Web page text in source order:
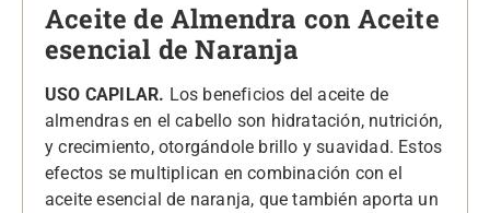
Aceite de Almendra con Aceite
esencial de Naranja
USO CAPILAR. Los beneficios del aceite de
almendras en el cabello son hidratación, nutrición,
y crecimiento, otorgándole brillo y suavidad. Estos
efectos se multiplican en combinación con el
aceite esencial de naranja, que también aporta un